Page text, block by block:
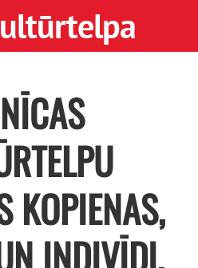
KOPIENAS,
INDIVĪDI,